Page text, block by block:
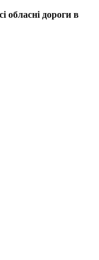
обласні дороги в